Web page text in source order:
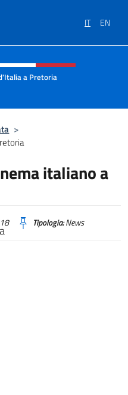
IT EN
e menù
a Pretoria
>
italiano a
Tipologia:News